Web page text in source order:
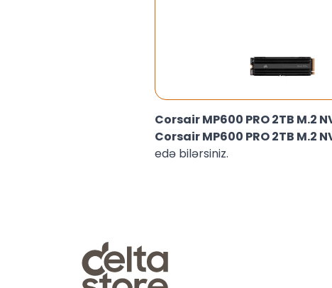
Corsair MP600 PRO 2TB M.2
Corsair MP600 PRO 2TB M.2
edə bilərsiniz.